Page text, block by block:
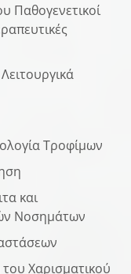
Παθογενετικοί
Τροφίμων
και
Νοσημάτων
Χαρισματικού